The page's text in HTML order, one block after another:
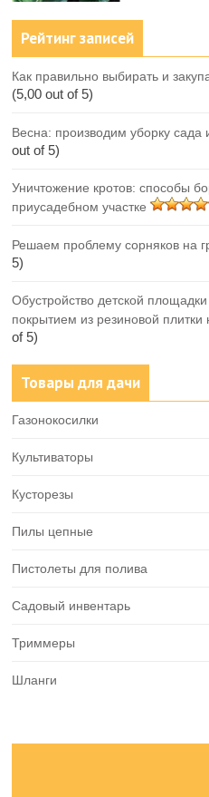
Рейтинг записей
Как правильно выбирать и
(5,00 out of 5)
Весна: производим уборку сада
out of 5)
Уничтожение кротов: способы
приусадебном участке
Решаем проблему сорняков на
5)
Обустройство детской
покрытием из резиновой плитки
of 5)
Товары для дачи
Газонокосилки
Культиваторы
Кусторезы
Пилы цепные
Пистолеты для полива
Садовый инвентарь
Триммеры
Шланги